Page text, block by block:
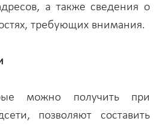
а также сведения о
требующих внимания.
можно получить при
позволяют составить